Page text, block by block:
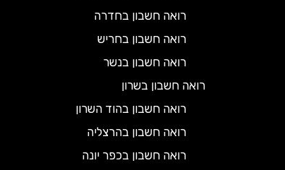
רואה חשבון בחדרה
רואה חשבון בחריש
רואה חשבון בנשר
רואה חשבון בשרון
רואה חשבון בהוד השרון
רואה חשבון בהרצליה
רואה חשבון בכפר יונה